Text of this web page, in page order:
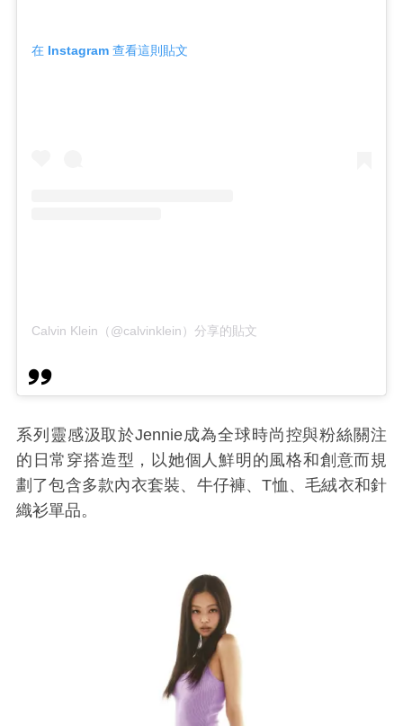
在 Instagram 查看這則貼文
Calvin Klein（@calvinklein）分享的貼文
系列靈感汲取於Jennie成為全球時尚控與粉絲關注
的 日常穿搭造型，以她個人鮮明的風格和創意而規
劃了包含多款內衣套裝、牛仔褲、T恤、毛絨衣和針
織衫單品。